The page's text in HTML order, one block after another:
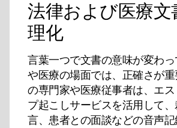
法律および医療文
理化
言葉一つで文書の意味が変わ
や医療の場面では、正確さが
の専門家や医療従事者は、エ
プ起こしサービスを活用して
言、患者との面談などの音声